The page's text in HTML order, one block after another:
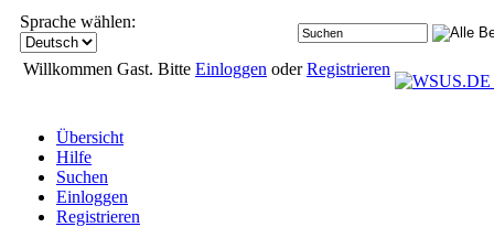
Sprache wählen:
Willkommen Gast. Bitte Einloggen oderRegistrieren
Übersicht
Hilfe
Suchen
Einloggen
Registrieren